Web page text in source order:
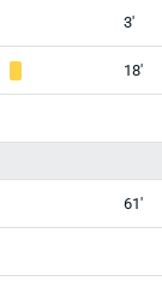
3'
18'
61'